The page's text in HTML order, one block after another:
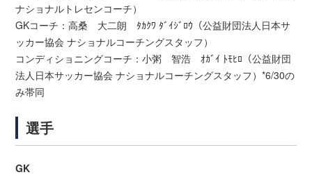
ナショナルトレセンコーチ）
GKコーチ：高桑 大二朗 ﾀｶｸﾜ ﾀﾞｲｼﾞﾛｳ（公益財団法人日本サ
ッカー協会 ナショナルコーチングスタッフ）
コンディショニングコーチ：小粥 智浩 ｵｶﾞｲ ﾄﾓﾋﾛ（公益財団
法人日本サッカー協会 ナショナルコーチングスタッフ）*6/30の
み帯同
選手
GK